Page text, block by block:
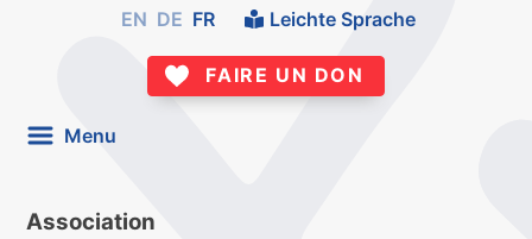
EN DE FR Leichte Sprache
FAIRE UN DON
Menu
Association